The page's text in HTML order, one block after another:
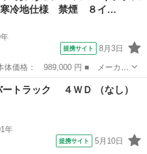
冷地仕様 禁煙 ８イ…
提携サイト 8月3日
ン ■ グレード名： カスタム
冷地仕様 禁煙 ８インチナビ
ートラック ４ＷＤ （なし）
年
提携サイト 5月10日